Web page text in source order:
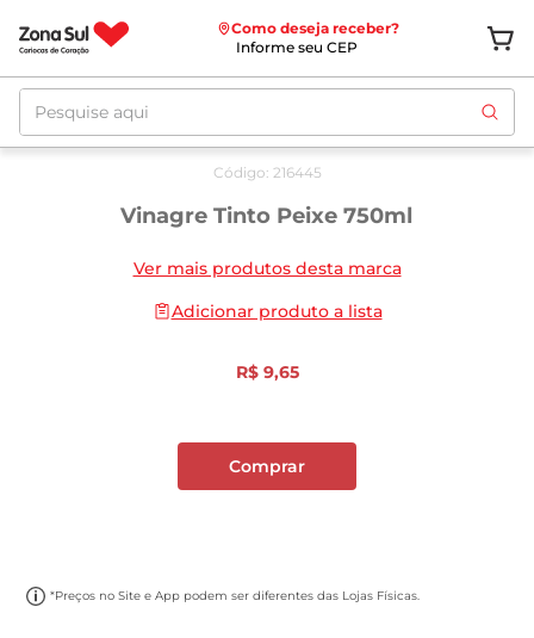
Como deseja receber?
Informe seu CEP
Pesquise aqui
Código: 216445
Vinagre Tinto Peixe 750ml
Ver mais produtos desta marca
Adicionar produto a lista
R$ 9,65
Comprar
*Preços no Site e App podem ser diferentes das Lojas Físicas.